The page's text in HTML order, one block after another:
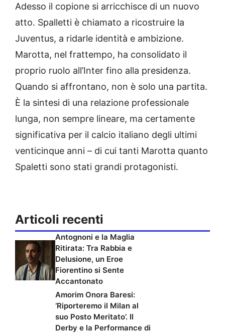
Adesso il copione si arricchisce di un nuovo
atto. Spalletti è chiamato a ricostruire la
Juventus, a ridarle identità e ambizione.
Marotta, nel frattempo, ha consolidato il
proprio ruolo all’Inter fino alla presidenza.
Quando si affrontano, non è solo una partita.
È la sintesi di una relazione professionale
lunga, non sempre lineare, ma certamente
significativa per il calcio italiano degli ultimi
venticinque anni – di cui tanti Marotta quanto
Spaletti sono stati grandi protagonisti.
Articoli recenti
Antognoni e la Maglia
Ritirata: Tra Rabbia e
Delusione, un Eroe
Fiorentino si Sente
Accantonato
Amorim Onora Baresi:
‘Riporteremo il Milan al
suo Posto Meritato’. Il
Derby e la Performance di